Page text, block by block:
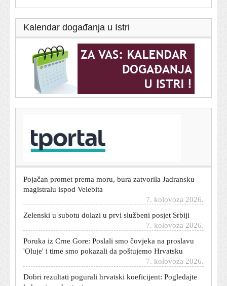
Kalendar događanja u Istri
Rijekin heroj donio pobjedu majstorijom, a onda
poručio: 'Nisam zadovoljan'
magistralu ispod Velebita
Zelenski u subotu dolazi u prvi službeni posjet Srbiji
7. kolovoza 2026.
Poruka iz Crne Gore: Poslali smo čovjeka na proslavu
'Oluje' i time smo pokazali da poštujemo Hrvatsku
7. kolovoza 2026.
Dobri rezultati pogurali hrvatski koeficijent: Pogledajte
kakvo je sada stanje